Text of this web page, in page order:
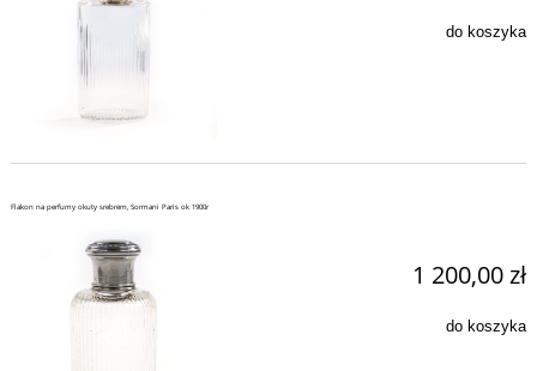
do koszyka
Flakon na perfumy okuty srebrem, Sormani Paris ok 1900r
1 200,00 zł
do koszyka